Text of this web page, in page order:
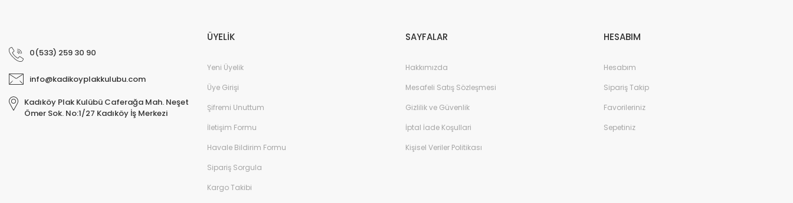
0(533) 259 30 90
info@kadikoyplakkulubu.com
Kadıköy Plak Kulübü Caferağa Mah. Neşet
Ömer Sok. No:1/27 Kadıköy İş Merkezi
ÜYELİK
Yeni Üyelik
Üye Girişi
Şifremi Unuttum
İletişim Formu
Havale Bildirim Formu
Sipariş Sorgula
Kargo Takibi
SAYFALAR
Hakkımızda
Mesafeli Satış Sözleşmesi
Gizlilik ve Güvenlik
İptal İade Koşullari
Kişisel Veriler Politikası
HESABIM
Hesabım
Sipariş Takip
Favorileriniz
Sepetiniz